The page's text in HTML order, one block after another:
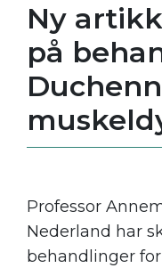
Ny
på
Professor
Nederland har
behandlinger